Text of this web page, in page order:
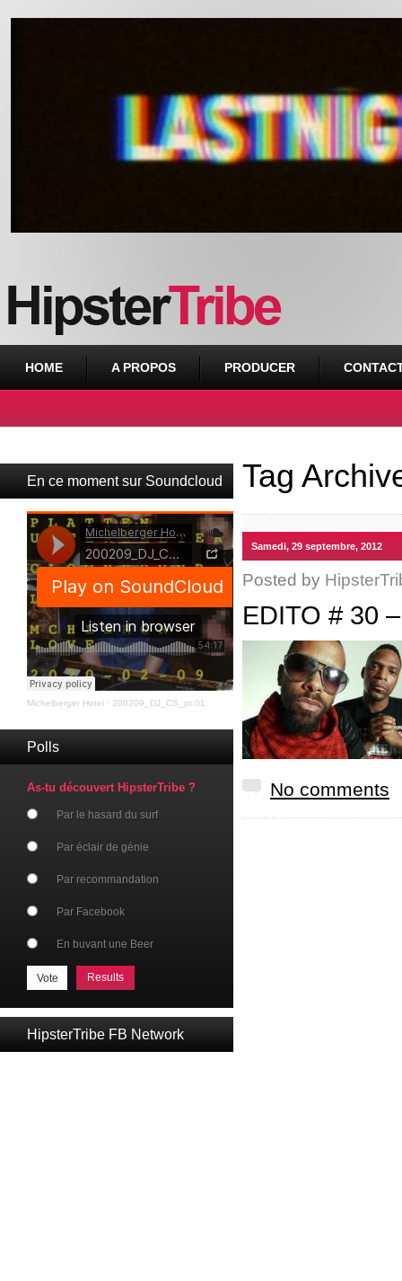
HOME A PROPOS PRODUCER
En ce moment sur Soundcloud
Michelberger Hotel · 200209_DJ_CS_pt.01
Polls
As-tu découvert HipsterTribe ?
Par le hasard du surf
Par éclair de génie
Par recommandation
Par Facebook
En buvant une Beer
Results
HipsterTribe FB Network
Tag
Samedi, 29 septembre, 2012
Posted by
EDITO # 30
No comments